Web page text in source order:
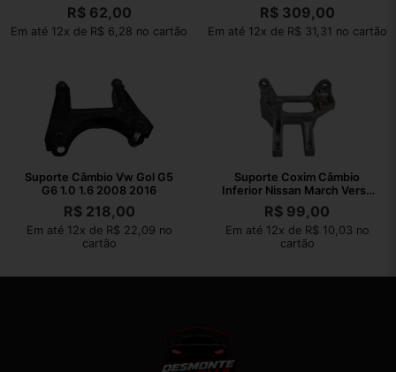
R$62,00
Em até 12x de R$ 6,28 no cartão
R$309,00
Em até 12x de R$ 31,31 no cartão
Suporte Câmbio Vw Gol G5
G6 1.0 1.6 2008 2016
R$218,00
Em até 12x de R$ 22,09 no
cartão
Suporte Coxim Câmbio
Inferior Nissan March Versa
2012 2013
R$ 99,00
Em até 12x de R$ 10,03 no
cartão